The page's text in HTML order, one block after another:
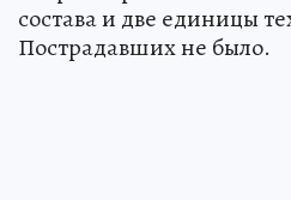
состава и две единицы
Пострадавших не было.